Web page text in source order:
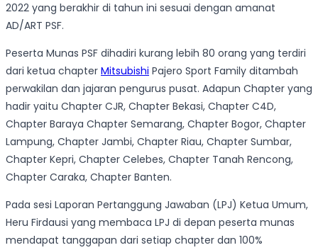
2022 yang berakhir di tahun ini sesuai dengan amanat
AD/ART PSF.
Peserta Munas PSF dihadiri kurang lebih 80 orang yang terdiri
dari ketua chapter Mitsubishi Pajero Sport Family ditambah
perwakilan dan jajaran pengurus pusat. Adapun Chapter yang
hadir yaitu Chapter CJR, Chapter Bekasi, Chapter C4D,
Chapter Baraya Chapter Semarang, Chapter Bogor, Chapter
Lampung, Chapter Jambi, Chapter Riau, Chapter Sumbar,
Chapter Kepri, Chapter Celebes, Chapter Tanah Rencong,
Chapter Caraka, Chapter Banten.
Pada sesi Laporan Pertanggung Jawaban (LPJ) Ketua Umum,
Heru Firdausi yang membaca LPJ di depan peserta munas
mendapat tanggapan dari setiap chapter dan 100%